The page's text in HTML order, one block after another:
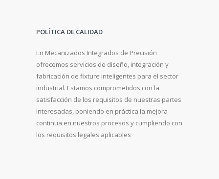
POLÍTICA DE CALIDAD
En Mecanizados Integrados de Precisión
ofrecemos servicios de diseño, integración y
fabricación de fixture inteligentes para el sector
industrial. Estamos comprometidos con la
satisfacción de los requisitos de nuestras partes
interesadas, poniendo en práctica la mejora
continua en nuestros procesos y cumpliendo con
los requisitos legales aplicables